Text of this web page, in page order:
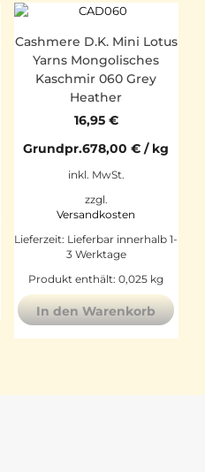
Cashmere D.K. Mini Lotus
Yarns Mongolisches
Kaschmir 060 Grey
Heather
16,95 €
Grundpr.678,00€ / kg
inkl. MwSt.
zzgl.
Versandkosten
Lieferzeit: Lieferbar innerhalb 1-
3 Werktage
Produkt enthält: 0,025 kg
In den Warenkorb